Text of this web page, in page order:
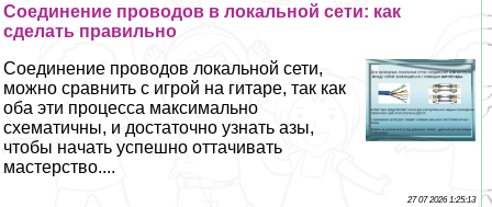
Соединение проводов в локальной сети: как
сделать правильно
Соединение проводов локальной сети,
можно сравнить с игрой на гитаре, так как
оба эти процесса максимально
схематичны, и достаточно узнать азы,
чтобы начать успешно оттачивать
мастерство....
27 07 2026 1:25:13